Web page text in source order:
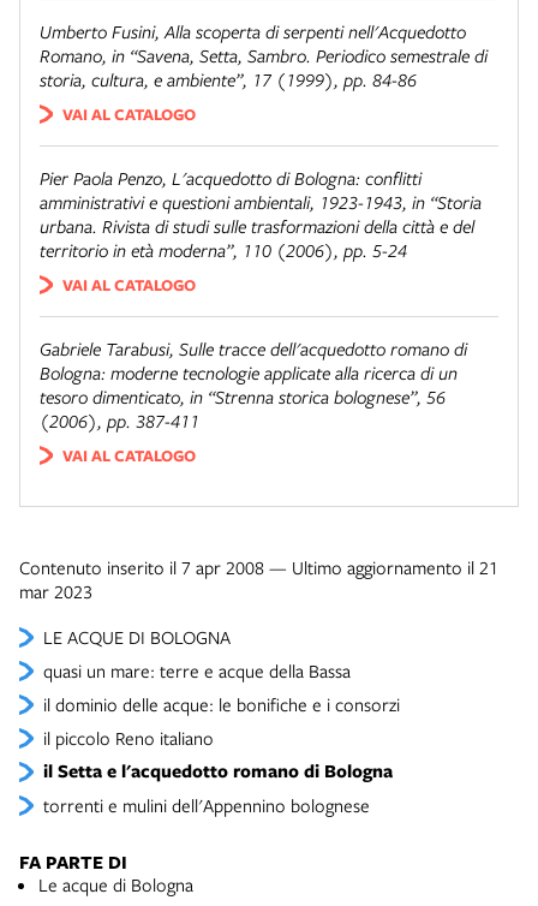
LE ACQUE DI BOLOGNA
quasi un mare: terre e acque della Bassa
il dominio delle acque: le bonifiche e i consorzi
il piccolo Reno italiano
il Setta e l'acquedotto romano di Bologna
torrenti e mulini dell'Appennino bolognese
Umberto Fusini,Alla scoperta di serpenti nell'Acquedotto
Romano, in “Savena, Setta, Sambro. Periodico semestrale di
storia, cultura, e ambiente”, 17 (1999), pp. 84-86
VAI AL CATALOGO
Pier Paola Penzo, L'acquedotto di Bologna: conflitti
amministrativi e questioni ambientali, 1923-1943, in “Storia
urbana. Rivista di studi sulle trasformazioni della città e del
territorio in età moderna”, 110 (2006), pp. 5-24
VAI AL CATALOGO
Gabriele Tarabusi, Sulle tracce dell'acquedotto romano di
Bologna: moderne tecnologie applicate alla ricerca di un
tesoro dimenticato, in “Strenna storica bolognese”, 56
(2006), pp. 387-411
VAI AL CATALOGO
Contenuto inserito il 7 apr 2008 — Ultimo aggiornamento il 21
mar 2023
FA PARTE DI
Le acque di Bologna